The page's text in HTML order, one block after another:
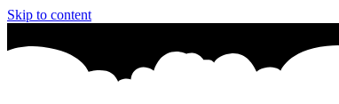
Skip to content